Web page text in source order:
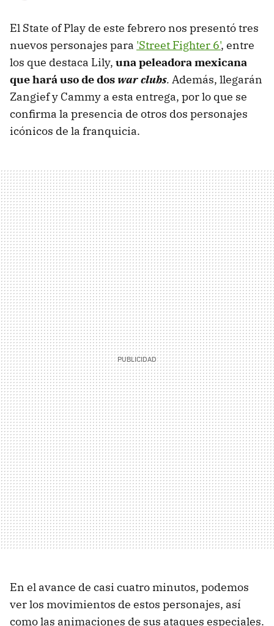
El State of Play de este febrero nos presentó tres
nuevos personajes para 'Street Fighter 6', entre
los que destaca Lily, una peleadora mexicana
que hará uso de dos war clubs. Además, llegarán
Zangief y Cammy a esta entrega, por lo que se
confirma la presencia de otros dos personajes
icónicos de la franquicia.
En el avance de casi cuatro minutos, podemos
ver los movimientos de estos personajes, así
como las animaciones de sus ataques especiales.